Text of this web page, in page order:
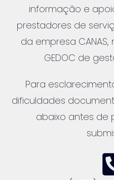
informação e
prestadores de
da empresa
GEDOC de
Para
dificuldades
abaixo antes de